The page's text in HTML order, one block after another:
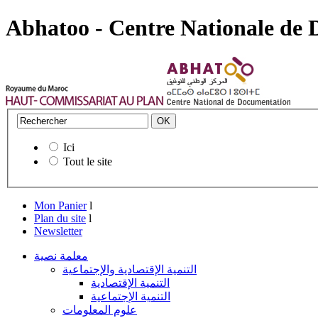
Abhatoo - Centre Nationale de
Ici
Tout le site
Mon Panier l
Plan du site l
Newsletter
معلمة نصية
التنمية الإقتصادية والإجتماعية
التنمية الإقتصادية
التنمية الإجتماعية
علوم المعلومات